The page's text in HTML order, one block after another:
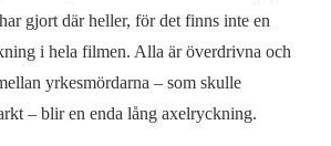
gjort där heller, för det finns inte en
i hela filmen. Alla är överdrivna och
yrkesmördarna – som skulle
– blir en enda lång axelryckning.